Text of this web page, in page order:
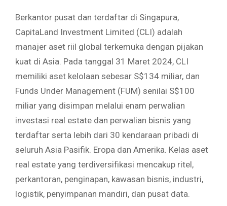
Berkantor pusat dan terdaftar di Singapura,
CapitaLand Investment Limited (CLI) adalah
manajer aset riil global terkemuka dengan pijakan
kuat di Asia. Pada tanggal 31 Maret 2024, CLI
memiliki aset kelolaan sebesar S$134 miliar, dan
Funds Under Management (FUM) senilai S$100
miliar yang disimpan melalui enam perwalian
investasi real estate dan perwalian bisnis yang
terdaftar serta lebih dari 30 kendaraan pribadi di
seluruh Asia Pasifik. Eropa dan Amerika. Kelas aset
real estate yang terdiversifikasi mencakup ritel,
perkantoran, penginapan, kawasan bisnis, industri,
logistik, penyimpanan mandiri, dan pusat data.